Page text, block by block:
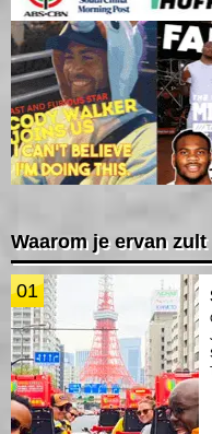
Waarom je ervan
01